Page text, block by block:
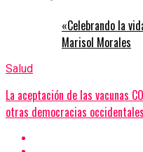
«Celebrando la
Marisol Morales
Salud
La aceptación de las vacunas
otras democracias occidentales